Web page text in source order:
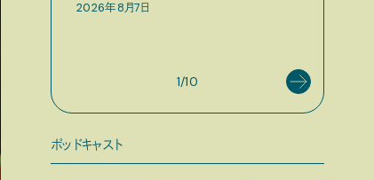
2026年8月7日
1/10
ポッドキャスト